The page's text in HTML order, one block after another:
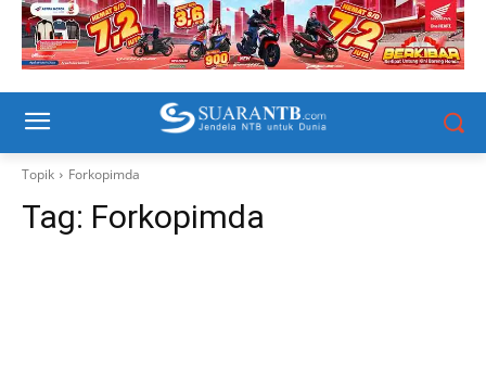
Topik Forkopimda
Tag: Forkopimda